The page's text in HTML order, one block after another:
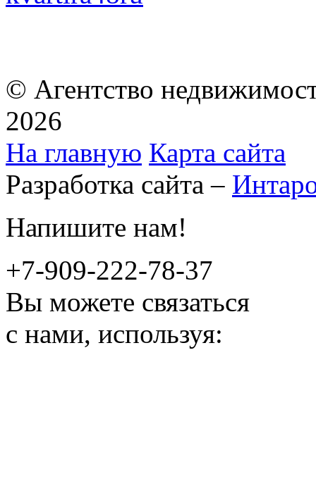
© Агентство
2026
На главную Карта сайта
Разработка сайта –
Напишите нам!
+7-909-222-78-37
Вы можете связаться
с нами, используя: